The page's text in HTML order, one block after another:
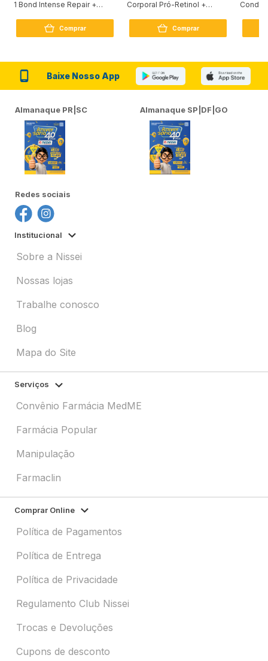
1 Bond Intense Repair +
Comprar
Corporal Pró-Retinol +
Comprar
Baixe Nosso App
Almanaque PR|SC Almanaque SP|DF|GO
Redes sociais
Institucional
Sobre a Nissei
Nossas lojas
Trabalhe conosco
Blog
Mapa do Site
Serviços
Convênio Farmácia MedME
Farmácia Popular
Manipulação
Farmaclin
Comprar Online
Política de Pagamentos
Política de Entrega
Política de Privacidade
Regulamento Club Nissei
Trocas e Devoluções
Cupons de desconto